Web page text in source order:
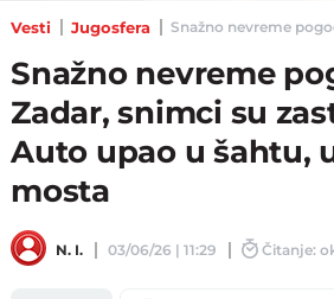
Vesti Jugosfera Snažno nevreme
Snažno nevreme
Zadar, snimci su
Auto upao u šahtu,
mosta
N. I. 03/06/26 | 11:29 Čitanje: